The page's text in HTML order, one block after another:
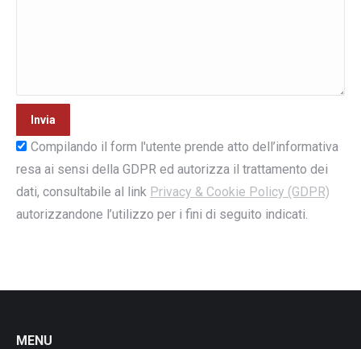
Compilando il form l'utente prende atto dell’informativa
resa ai sensi della GDPR ed autorizza il trattamento dei
dati, consultabile al link Privacy & Cookie Policy (GDPR)
autorizzandone l’utilizzo per i fini di seguito indicati.
MENU